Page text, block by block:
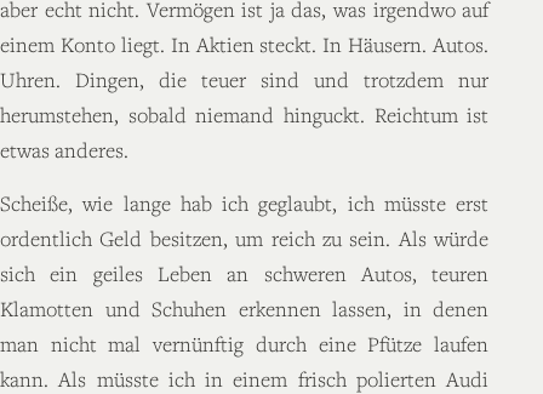
aber echt nicht. Vermögen ist ja das, was irgendwo auf
einem Konto liegt. In Aktien steckt. In Häusern. Autos.
Uhren. Dingen, die teuer sind und trotzdem nur
herumstehen, sobald niemand hinguckt. Reichtum ist
etwas anderes.
Scheiße, wie lange hab ich geglaubt, ich müsste erst
ordentlich Geld besitzen, um reich zu sein. Als würde
sich ein geiles Leben an schweren Autos, teuren
Klamotten und Schuhen erkennen lassen, in denen
man nicht mal vernünftig durch eine Pfütze laufen
kann. Als müsste ich in einem frisch polierten Audi